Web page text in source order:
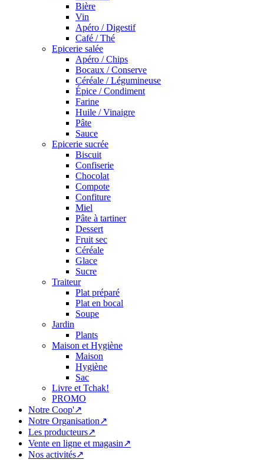
Bière
Vin
Apéro / Digestif
Café / Thé
Epicerie salée
Apéro / Chips
Bocaux / Conserve
Céréale / Légumineuse
Épice / Condiment
Farine
Huile / Vinaigre
Pâte
Sauce
Epicerie sucrée
Biscuit
Confiserie
Chocolat
Compote
Confiture
Miel
Pâte à tartiner
Dessert
Fruit sec
Céréale
Glace
Sucre
Traiteur
Plat préparé
Plat en bocal
Soupe
Jardin
Plants
Maison et Hygiène
Maison
Hygiène
Sac
Livre et Tchak!
PROMO
Notre Coop'↗
Notre Organisation↗
Les producteurs↗
Vente en ligne et magasin↗
Nos activités↗